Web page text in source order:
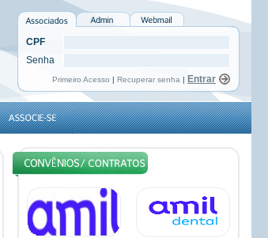
CPF
Senha
Primeiro Acesso | Recuperar senha |